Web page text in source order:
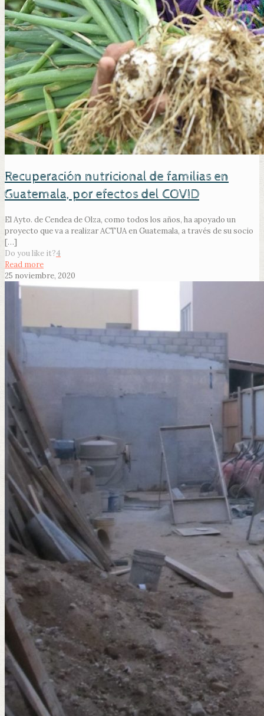
Recuperación nutricional de familias en
Guatemala, por efectos del COVID
El Ayto. de Cendea de Olza, como todos los años, ha apoyado un
proyecto que va a realizar ACTUA en Guatemala, a través de su socio
[…]
Do you like it?4
Read more
25 noviembre, 2020